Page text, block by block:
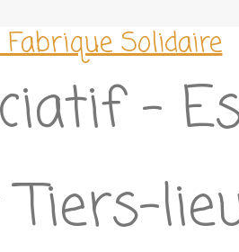
Solidaire
–